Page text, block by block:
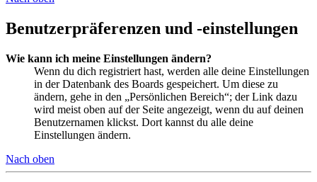
Benutzerpräferenzen und -einstellungen
Wie kann ich meine Einstellungen ändern?
Wenn du dich registriert hast, werden alle deine Einstellungen
in der Datenbank des Boards gespeichert. Um diese zu
ändern, gehe in den „Persönlichen Bereich“; der Link dazu
wird meist oben auf der Seite angezeigt, wenn du auf deinen
Benutzernamen klickst. Dort kannst du alle deine
Einstellungen ändern.
Nach oben